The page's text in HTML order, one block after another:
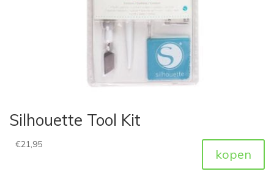
Silhouette Tool Kit
€21,95
kopen